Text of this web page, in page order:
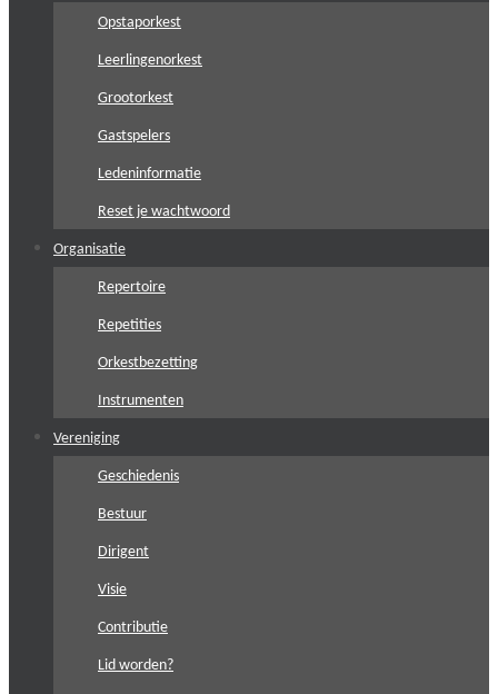
Opstaporkest
Leerlingenorkest
Grootorkest
Gastspelers
Ledeninformatie
Reset je wachtwoord
Organisatie
Repertoire
Repetities
Orkestbezetting
Instrumenten
Vereniging
Geschiedenis
Bestuur
Dirigent
Visie
Contributie
Lid worden?